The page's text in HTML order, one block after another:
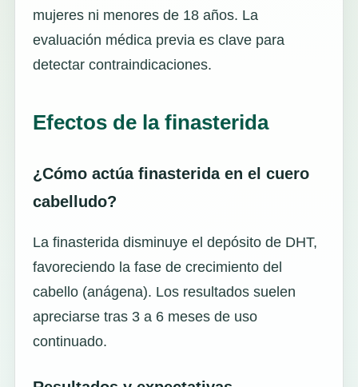
mujeres ni menores de 18 años. La
evaluación médica previa es clave para
detectar contraindicaciones.
Efectos de la finasterida
¿Cómo actúa finasterida en el cuero
cabelludo?
La finasterida disminuye el depósito de DHT,
favoreciendo la fase de crecimiento del
cabello (anágena). Los resultados suelen
apreciarse tras 3 a 6 meses de uso
continuado.